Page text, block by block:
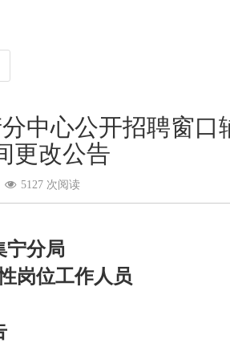
中心公开招聘窗口
更改公告
5127 次阅读
宁分局
岗位工作人员